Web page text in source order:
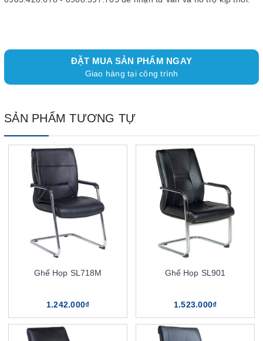
ĐẶT MUA SẢN PHẨM NGAY
Giao hàng tại công trình
SẢN PHẨM TƯƠNG TỰ
Ghế Họp SL718M
1.242.000₫
Ghế Họp SL901
1.523.000₫